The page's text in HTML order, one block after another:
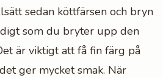
sedan köttfärsen och bryn
som du bryter upp den
är viktigt att få fin färg på
ger mycket smak. När